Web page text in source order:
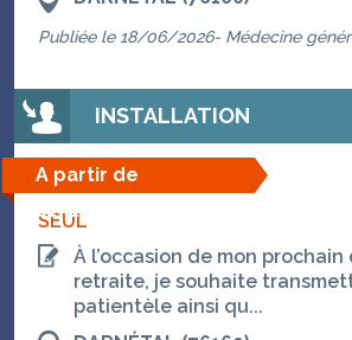
Publiée le 18/06/2026- Médecine
INSTALLATION
A partir de
01/10/2026
SEUL
À l’occasion de mon
retraite, je souhaite
patientèle ainsi qu...